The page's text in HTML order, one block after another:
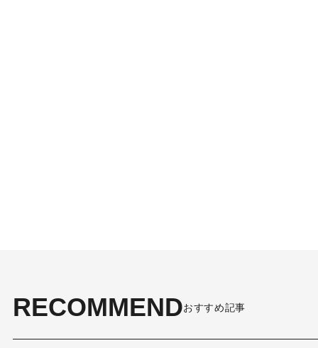
RECOMMENDおすすめ記事